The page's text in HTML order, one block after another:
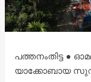
പത്തനംതിട്ട ●
യാക്കോബായ